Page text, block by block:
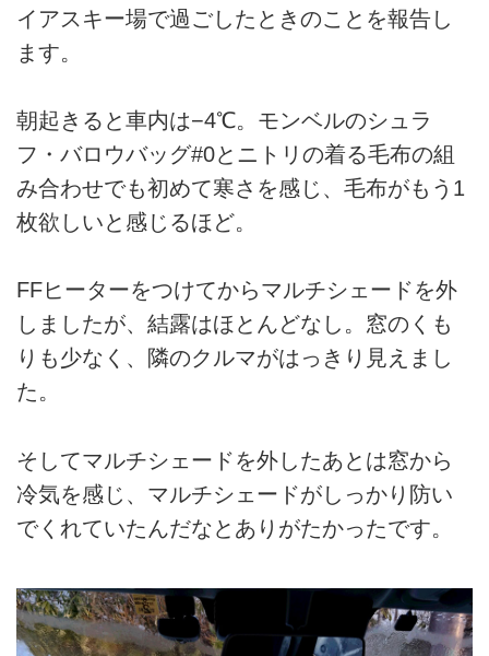
イアスキー場で過ごしたときのことを報告し
ます。
朝起きると車内は−4℃。モンベルのシュラ
フ・バロウバッグ#0とニトリの着る毛布の組
み合わせでも初めて寒さを感じ、毛布がもう1
枚欲しいと感じるほど。
FFヒーターをつけてからマルチシェードを外
しましたが、結露はほとんどなし。窓のくも
りも少なく、隣のクルマがはっきり見えまし
た。
そしてマルチシェードを外したあとは窓から
冷気を感じ、マルチシェードがしっかり防い
でくれていたんだなとありがたかったです。